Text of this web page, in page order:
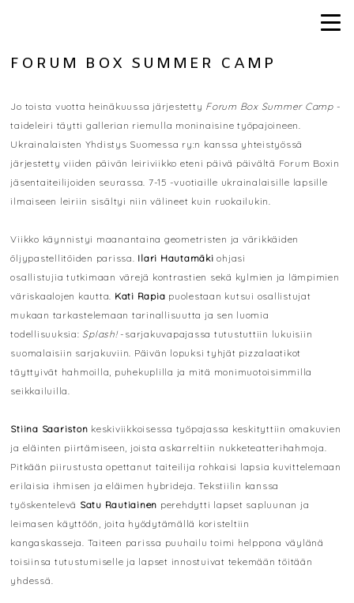
FORUM BOX SUMMER CAMP
Jo toista vuotta heinäkuussa järjestetty Forum Box Summer Camp-
taideleiri täytti gallerian riemulla moninaisine työpajoineen.
Ukrainalaisten Yhdistys Suomessa ry:n kanssa yhteistyössä
järjestetty viiden päivän leiriviikko eteni päivä päivältä Forum Boxin
jäsentaiteilijoiden seurassa. 7-15 -vuotiaille ukrainalaisille lapsille
ilmaiseen leiriin sisältyi niin välineet kuin ruokailukin.
Viikko käynnistyi maanantaina geometristen ja värikkäiden
öljypastellitöiden parissa. Ilari Hautamäki ohjasi
osallistujia tutkimaan värejä kontrastien sekä kylmien ja lämpimien
väriskaalojen kautta. Kati Rapia puolestaan kutsui osallistujat
mukaan tarkastelemaan tarinallisuutta ja sen luomia
todellisuuksia:Splash!-sarjakuvapajassa tutustuttiin lukuisiin
suomalaisiin sarjakuviin. Päivän lopuksi tyhjät pizzalaatikot
täyttyivät hahmoilla, puhekuplilla ja mitä monimuotoisimmilla
seikkailuilla.
Stiina Saariston keskiviikkoisessa työpajassa keskityttiin omakuvien
ja eläinten piirtämiseen, joista askarreltiin nukketeatterihahmoja.
Pitkään piirustusta opettanut taiteilija rohkaisi lapsia kuvittelemaan
erilaisia ihmisen ja eläimen hybrideja. Tekstiilin kanssa
työskentelevä Satu Rautiainen perehdytti lapset sapluunan ja
leimasen käyttöön, joita hyödytämällä koristeltiin
kangaskasseja. Taiteen parissa puuhailu toimi helppona väylänä
toisiinsa tutustumiselle ja lapset innostuivat tekemään töitään
yhdessä.